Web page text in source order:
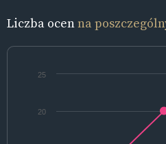
Liczba ocenna
20
25